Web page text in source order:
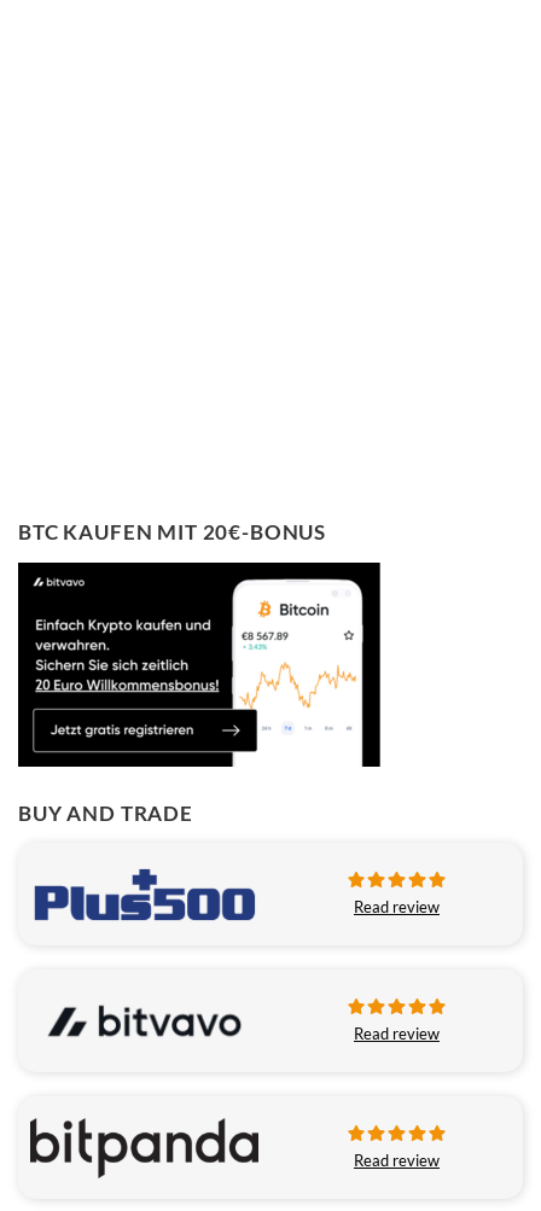
BTC KAUFEN MIT 20€-BONUS
BUY AND TRADE
Read review
Read review
Read review